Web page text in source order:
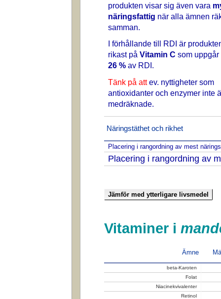
produkten visar sig även vara
näringsfattig när alla ämnen
samman.
I förhållande till RDI är
rikast på Vitamin C som uppgår
26 % av RDI.
Tänk på attev. nyttigheter som
antioxidanter och enzymer inte
medräknade.
Näringstäthet och rikhet
Placering i rangordning av mest
Placering i rangordning av
Vitaminer i
Ämne
beta-Karoten
Folat
Niacinekvivalenter
Retinol